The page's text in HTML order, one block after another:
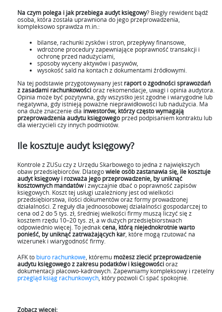
Na czym polega i jak przebiega audyt księgowy? Biegły rewident bądź
osoba, która została uprawniona do jego przeprowadzenia,
kompleksowo sprawdza m.in.:
bilanse, rachunki zysków i stron, przepływy finansowe,
wdrożone procedury zapewniające poprawność transakcji i
ochronę przed nadużyciami,
sposoby wyceny aktywów i pasywów,
wysokość sald na kontach z dokumentami źródłowymi.
Na tej podstawie przygotowywany jest raport o zgodności sprawozdań
z zasadami rachunkowościoraz rekomendacje, uwagi i opinia audytora.
Opinia może być pozytywna, gdy wszystko jest zgodne i wiarygodne lub
negatywna, gdy istnieją poważne nieprawidłowości lub nadużycia. Ma
ona duże znaczenie dla inwestorów, którzy często wymagają
przeprowadzenia audytu księgowego przed podpisaniem kontraktu lub
dla wierzycieli czy innych podmiotów.
Ile kosztuje audyt księgowy?
Kontrole z ZUSu czy z Urzędu Skarbowego to jedna z największych
obaw przedsiębiorców. Dlategowiele osób zastanawia się, ile kosztuje
audyt księgowy i rozważa jego przeprowadzenie, by uniknąć
kosztownych mandatówi zwyczajnie dbać o poprawność zapisów
księgowych. Koszt tej usługi uzależniony jest od wielkości
przedsiębiorstwa, ilości dokumentów oraz formy prowadzonej
działalności. Z reguły dla jednoosobowej działalności gospodarczej to
cena od 2 do 5 tys. zł, średniej wielkości firmy muszą liczyć się z
kosztem rzędu 10–20 tys. zł, a w dużych przedsiębiorstwach
odpowiednio więcej. To jednakcena, którą niejednokrotnie warto
ponieść, by uniknąć zatrważających kar, które mogą rzutować na
wizerunek i wiarygodność firmy.
AFK to biuro rachunkowe , któremu możesz zlecić przeprowadzenie
audytu księgowego z zakresu podatków i księgowościoraz
dokumentacji płacowo-kadrowych. Zapewniamy kompleksowy i rzetelny
przegląd ksiąg rachunkowych , który pozwoli Ci spać spokojnie.
Zobacz więcej: